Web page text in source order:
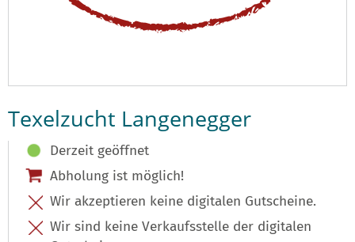
Texelzucht Langenegger
Derzeit geöffnet
Abholung ist möglich!
Wir akzeptieren keine digitalen Gutscheine.
Wir sind keine Verkaufsstelle der digitalen